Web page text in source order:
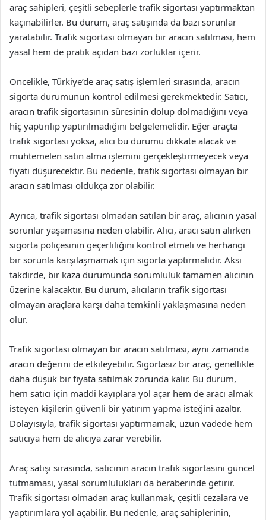
araç sahipleri, çeşitli sebeplerle trafik sigortası yaptırmaktan
kaçınabilirler. Bu durum, araç satışında da bazı sorunlar
yaratabilir. Trafik sigortası olmayan bir aracın satılması, hem
yasal hem de pratik açıdan bazı zorluklar içerir.
Öncelikle, Türkiye’de araç satış işlemleri sırasında, aracın
sigorta durumunun kontrol edilmesi gerekmektedir. Satıcı,
aracın trafik sigortasının süresinin dolup dolmadığını veya
hiç yaptırılıp yaptırılmadığını belgelemelidir. Eğer araçta
trafik sigortası yoksa, alıcı bu durumu dikkate alacak ve
muhtemelen satın alma işlemini gerçekleştirmeyecek veya
fiyatı düşürecektir. Bu nedenle, trafik sigortası olmayan bir
aracın satılması oldukça zor olabilir.
Ayrıca, trafik sigortası olmadan satılan bir araç, alıcının yasal
sorunlar yaşamasına neden olabilir. Alıcı, aracı satın alırken
sigorta poliçesinin geçerliliğini kontrol etmeli ve herhangi
bir sorunla karşılaşmamak için sigorta yaptırmalıdır. Aksi
takdirde, bir kaza durumunda sorumluluk tamamen alıcının
üzerine kalacaktır. Bu durum, alıcıların trafik sigortası
olmayan araçlara karşı daha temkinli yaklaşmasına neden
olur.
Trafik sigortası olmayan bir aracın satılması, aynı zamanda
aracın değerini de etkileyebilir. Sigortasız bir araç, genellikle
daha düşük bir fiyata satılmak zorunda kalır. Bu durum,
hem satıcı için maddi kayıplara yol açar hem de aracı almak
isteyen kişilerin güvenli bir yatırım yapma isteğini azaltır.
Dolayısıyla, trafik sigortası yaptırmamak, uzun vadede hem
satıcıya hem de alıcıya zarar verebilir.
Araç satışı sırasında, satıcının aracın trafik sigortasını güncel
tutmaması, yasal sorumlulukları da beraberinde getirir.
Trafik sigortası olmadan araç kullanmak, çeşitli cezalara ve
yaptırımlara yol açabilir. Bu nedenle, araç sahiplerinin,